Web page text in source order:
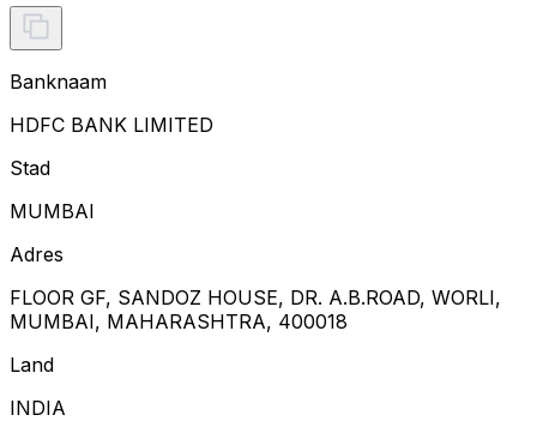
Banknaam
HDFC BANK LIMITED
Stad
MUMBAI
Adres
FLOOR GF, SANDOZ HOUSE, DR. A.B.ROAD, WORLI,
MUMBAI, MAHARASHTRA, 400018
Land
INDIA